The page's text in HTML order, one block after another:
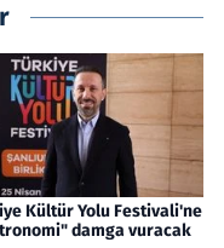
Kültür Yolu Festivali'ne
damga vuracak